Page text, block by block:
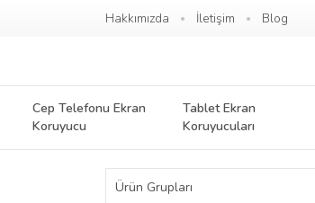
Hakkımızda İletişim Blog
Cep Telefonu Ekran
Koruyucu
Tablet Ekran
Koruyucuları
Ürün Grupları